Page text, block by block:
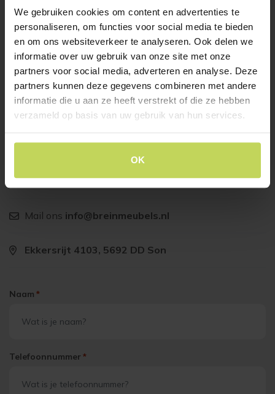
We gebruiken cookies om content en advertenties te
personaliseren, om functies voor social media te bieden
en om ons websiteverkeer te analyseren. Ook delen we
informatie over uw gebruik van onze site met onze
partners voor social media, adverteren en analyse. Deze
partners kunnen deze gegevens combineren met andere
informatie die u aan ze heeft verstrekt of die ze hebben
verzameld op basis van uw gebruik van hun services.
OK
prijs
was:
€259,-
prijs
is:
€169,-
Klantenservice
Heb je vragen over ons aanbod of wil je graag een
afspraak maken voor persoonlijk interieuradvies? Neem
dan telefonisch of per e-mail contact met ons op. Of vul
het contactformulier in, en dan nemen wij zo snel
mogelijk contact met jou op.
Bel ons 0499 47 70 28
Mail ons info@breinmeubels.nl
Ekkersrijt 4103, 5692 DD Son
Naam *
Telefoonnummer *